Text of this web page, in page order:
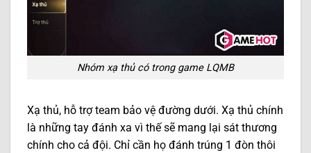
Nhóm xạ thủ có trong game LQMB
Xạ thủ, hỗ trợ team bảo vệ đường dưới. Xạ thủ chính
là những tay đánh xa vì thế sẽ mang lại sát thương
chính cho cả đội. Chỉ cần họ đánh trúng 1 đòn thôi